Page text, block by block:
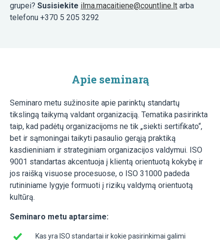
grupei? Susisiekite ilma.macaitiene@countline.lt arba
telefonu +370 5 205 3292
Apie seminarą
Seminaro metu sužinosite apie parinktų standartų
tikslingą taikymą valdant organizaciją. Tematika pasirinkta
taip, kad padėtų organizacijoms ne tik „siekti sertifikato“,
bet ir sąmoningai taikyti pasaulio gerąją praktiką
kasdieniniam ir strateginiam organizacijos valdymui. ISO
9001 standartas akcentuoja į klientą orientuotą kokybę ir
jos raišką visuose procesuose, o ISO 31000 padeda
rutininiame lygyje formuoti į rizikų valdymą orientuotą
kultūrą.
Seminaro metu aptarsime:
Kas yra ISO standartai ir kokie pasirinkimai galimi